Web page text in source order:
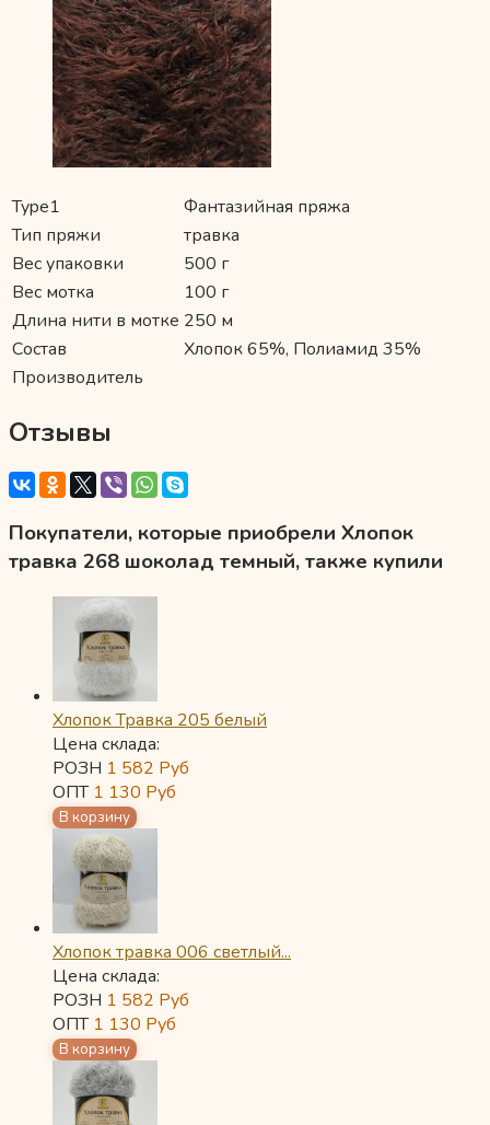
Type1
Фантазийная пряжа
Тип пряжи
травка
Вес упаковки
500 г
Вес мотка
100 г
Длина нити в мотке 250 м
Состав
Хлопок 65%, Полиамид 35%
Производитель
Отзывы
Покупатели, которые приобрели Хлопок
травка 268 шоколад темный, также купили
Хлопок Травка 205 белый
Цена склада:
РОЗН 1 582 Руб
ОПТ 1 130 Руб
Хлопок травка 006 светлый...
Цена склада:
РОЗН 1 582 Руб
ОПТ 1 130 Руб